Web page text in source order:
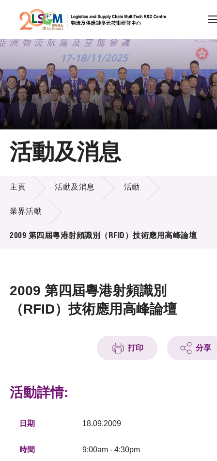
跳到內容（按回車鍵）
會員登入
A A EN 繁 简
主頁
關於LSCM
技術商品化
項目及資助計劃
活動及消息
活動及消息
主頁 活動及消息 活動
業界活動
2009 第四屆粵港射頻識別（RFID）技術應用高峰論壇
2009 第四屆粵港射頻識別
（RFID）技術應用高峰論壇
打印 分享
活動詳情:
日期 18.09.2009
時間 9:00am - 4:30pm